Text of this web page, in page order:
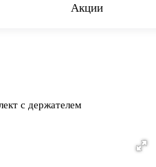
Акции
с держателем